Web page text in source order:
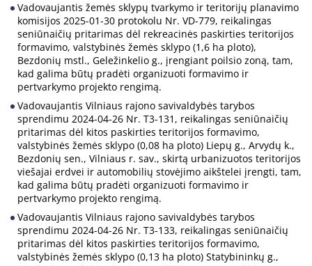
Vadovaujantis žemės sklypų tvarkymo ir teritorijų planavimo
komisijos 2025-01-30 protokolu Nr. VD-779, reikalingas
seniūnaičių pritarimas dėl rekreacinės paskirties teritorijos
formavimo, valstybinės žemės sklypo (1,6 ha ploto),
Bezdonių mstl., Geležinkelio g., įrengiant poilsio zoną, tam,
kad galima būtų pradėti organizuoti formavimo ir
pertvarkymo projekto rengimą.
Vadovaujantis Vilniaus rajono savivaldybės tarybos
sprendimu 2024-04-26 Nr. T3-131, reikalingas seniūnaičių
pritarimas dėl kitos paskirties teritorijos formavimo,
valstybinės žemės sklypo (0,08 ha ploto) Liepų g., Arvydų k.,
Bezdonių sen., Vilniaus r. sav., skirtą urbanizuotos teritorijos
viešajai erdvei ir automobilių stovėjimo aikštelei įrengti, tam,
kad galima būtų pradėti organizuoti formavimo ir
pertvarkymo projekto rengimą.
Vadovaujantis Vilniaus rajono savivaldybės tarybos
sprendimu 2024-04-26 Nr. T3-133, reikalingas seniūnaičių
pritarimas dėl kitos paskirties teritorijos formavimo,
valstybinės žemės sklypo (0,13 ha ploto) Statybininkų g.,